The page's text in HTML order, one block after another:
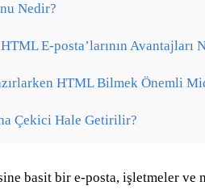
Nedir?
E-posta’larının Avantajları
HTML Bilmek Önemli
Çekici Hale Getirilir?
basit bir e-posta, işletmeler